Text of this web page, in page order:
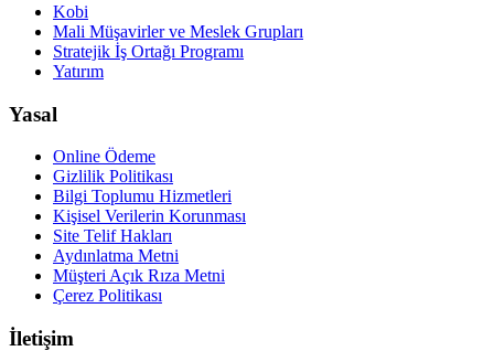
Kobi
Mali Müşavirler ve Meslek Grupları
Stratejik İş Ortağı Programı
Yatırım
Yasal
Online Ödeme
Gizlilik Politikası
Bilgi Toplumu Hizmetleri
Kişisel Verilerin Korunması
Site Telif Hakları
Aydınlatma Metni
Müşteri Açık Rıza Metni
Çerez Politikası
İletişim